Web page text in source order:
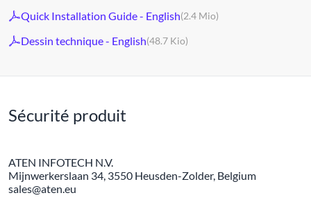
Quick Installation Guide - English(2.4 Mio)
Dessin technique - English(48.7 Kio)
Sécurité produit
ATEN INFOTECH N.V.
Mijnwerkerslaan 34, 3550 Heusden-Zolder, Belgium
sales@aten.eu